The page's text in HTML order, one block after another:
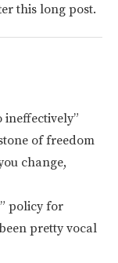
this long post.
ineffectively”
of freedom
change,
policy for
pretty vocal